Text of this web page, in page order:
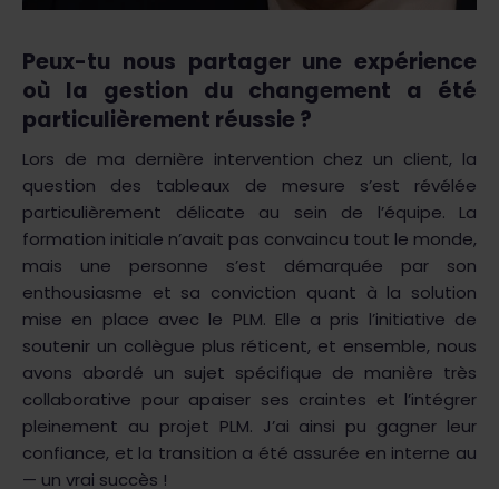
Peux-tu nous partager une expérience
où la gestion du changement a été
particulièrement réussie ?
Lors de ma dernière intervention chez un client, la
question des tableaux de mesure s’est révélée
particulièrement délicate au sein de l’équipe. La
formation initiale n’avait pas convaincu tout le monde,
mais une personne s’est démarquée par son
enthousiasme et sa conviction quant à la solution
mise en place avec le PLM. Elle a pris l’initiative de
soutenir un collègue plus réticent, et ensemble, nous
avons abordé un sujet spécifique de manière très
collaborative pour apaiser ses craintes et l’intégrer
pleinement au projet PLM. J’ai ainsi pu gagner leur
confiance, et la transition a été assurée en interne au
— un vrai succès !